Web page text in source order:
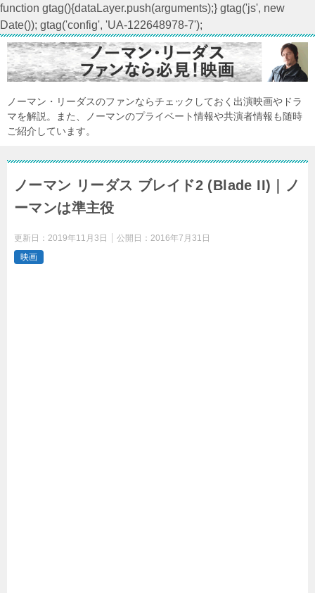
function gtag(){dataLayer.push(arguments);} gtag('js', new
Date()); gtag('config', 'UA-122648978-7');
ノーマン・リーダスのファンならチェックしておく出演映画やドラ
マを解説。また、ノーマンのプライベート情報や共演者情報も随時
ご紹介しています。
ノーマン リーダス ブレイド2 (Blade II)｜ノ
ーマンは準主役
更新日： 2019年11月3日 公開日： 2016年7月31日
映画